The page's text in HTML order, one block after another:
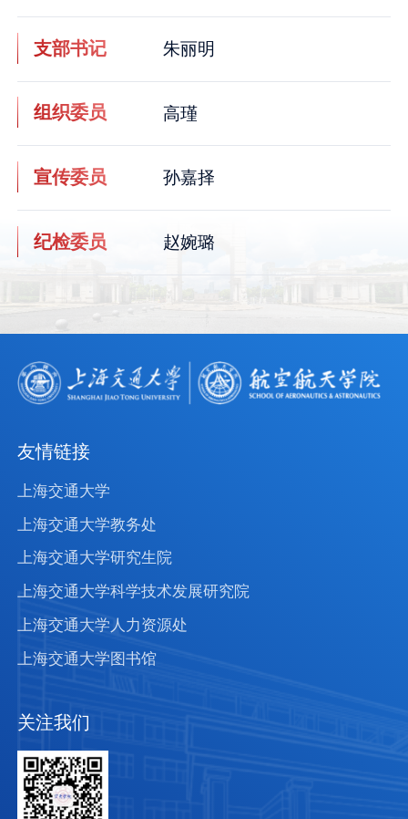
支部书记 朱丽明
组织委员 高瑾
宣传委员 孙嘉择
纪检委员 赵婉璐
友情链接
上海交通大学
上海交通大学教务处
上海交通大学研究生院
上海交通大学科学技术发展研究院
上海交通大学人力资源处
上海交通大学图书馆
关注我们